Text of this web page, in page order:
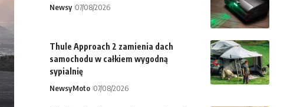
Newsy 07/08/2026
Thule Approach 2 zamienia dach
samochodu w całkiem wygodną
sypialnię
NewsyMoto 07/08/2026